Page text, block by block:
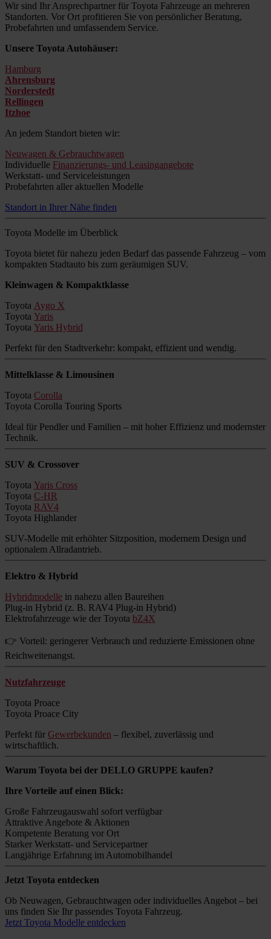
Wir sind Ihr Ansprechpartner für Toyota Fahrzeuge an mehreren
Standorten. Vor Ort profitieren Sie von persönlicher Beratung,
Probefahrten und umfassendem Service.
Unsere Toyota Autohäuser:
Hamburg
Ahrensburg
Norderstedt
Rellingen
Itzhoe
An jedem Standort bieten wir:
Neuwagen & Gebrauchtwagen
Individuelle Finanzierungs- und Leasingangebote
Werkstatt- und Serviceleistungen
Probefahrten aller aktuellen Modelle
Standort in Ihrer Nähe finden
Toyota Modelle im Überblick
Toyota bietet für nahezu jeden Bedarf das passende Fahrzeug – vom
kompakten Stadtauto bis zum geräumigen SUV.
Kleinwagen & Kompaktklasse
Toyota Aygo X
Toyota Yaris
Toyota Yaris Hybrid
Perfekt für den Stadtverkehr: kompakt, effizient und wendig.
Mittelklasse & Limousinen
Toyota Corolla
Toyota Corolla Touring Sports
Ideal für Pendler und Familien – mit hoher Effizienz und modernster
Technik.
SUV & Crossover
Toyota Yaris Cross
Toyota C-HR
Toyota RAV4
Toyota Highlander
SUV-Modelle mit erhöhter Sitzposition, modernem Design und
optionalem Allradantrieb.
Elektro & Hybrid
Hybridmodelle in nahezu allen Baureihen
Plug-in Hybrid (z. B. RAV4 Plug-in Hybrid)
Elektrofahrzeuge wie der Toyota bZ4X
👉 Vorteil: geringerer Verbrauch und reduzierte Emissionen ohne
Reichweitenangst.
Nutzfahrzeuge
Toyota Proace
Toyota Proace City
Perfekt für Gewerbekunden – flexibel, zuverlässig und
wirtschaftlich.
Warum Toyota bei der DELLO GRUPPE kaufen?
Ihre Vorteile auf einen Blick:
Große Fahrzeugauswahl sofort verfügbar
Attraktive Angebote & Aktionen
Kompetente Beratung vor Ort
Starker Werkstatt- und Servicepartner
Langjährige Erfahrung im Automobilhandel
Jetzt Toyota entdecken
Ob Neuwagen, Gebrauchtwagen oder individuelles Angebot – bei
uns finden Sie Ihr passendes Toyota Fahrzeug.
Jetzt Toyota Modelle entdecken